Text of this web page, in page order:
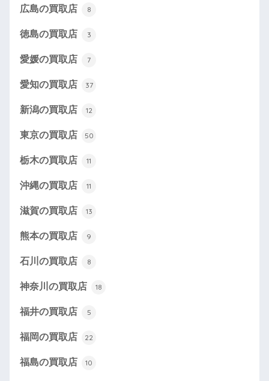
広島の買取店 8
徳島の買取店 3
愛媛の買取店 7
愛知の買取店 37
新潟の買取店 12
東京の買取店 50
栃木の買取店 11
沖縄の買取店 11
滋賀の買取店 13
熊本の買取店 9
石川の買取店 8
神奈川の買取店 18
福井の買取店 5
福岡の買取店 22
福島の買取店 10